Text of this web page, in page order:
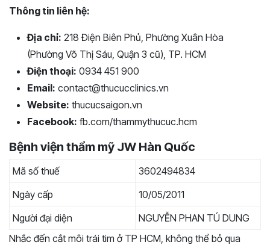
Thông tin liên hệ:
Địa chỉ: 218 Điện Biên Phủ, Phường Xuân Hòa
(Phường Võ Thị Sáu, Quận 3 cũ), TP. HCM
Điện thoại: 0934 451 900
Email: contact@thucucclinics.vn
Website: thucucsaigon.vn
Facebook: fb.com/thammythucuc.hcm
Bệnh viện thẩm mỹ JW Hàn Quốc
Mã số thuế
3602494834
Ngày cấp
10/05/2011
Người đại diện
NGUYỄN PHAN TÚ DUNG
Nhắc đến cắt môi trái tim ở TP HCM, không thể bỏ qua